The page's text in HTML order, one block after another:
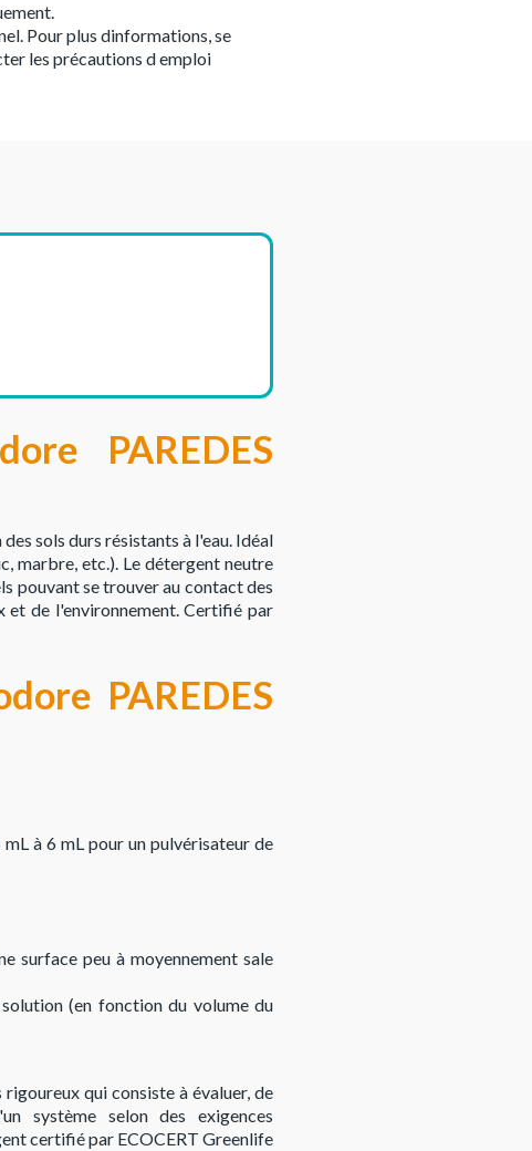
Pour plus dinformations, se
les précautions d emploi
PAREDES
sols durs résistants à l'eau. Idéal
marbre, etc.). Le détergent neutre
pouvant se trouver au contact des
et de l'environnement. Certifié par
PAREDES
à 6 mL pour un pulvérisateur de
surface peu à moyennement sale
(en fonction du volume du
qui consiste à évaluer, de
système selon des exigences
certifié par ECOCERT Greenlife